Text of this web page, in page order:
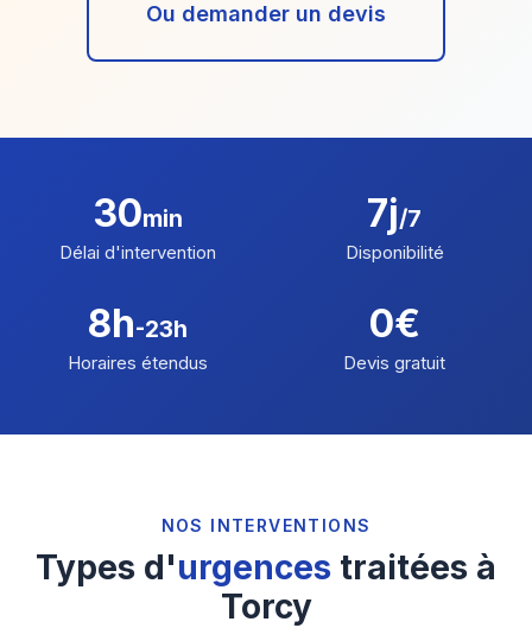
Ou demander un devis
30min
Délai d'intervention
7j/7
Disponibilité
8h-23h
Horaires étendus
0€
Devis gratuit
NOS INTERVENTIONS
Types d'urgences traitées à
Torcy